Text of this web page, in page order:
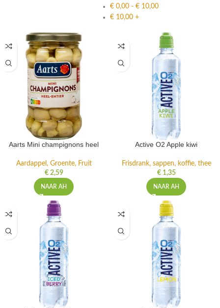
€ 0,00 - € 10,00
€ 10,00 +
Aarts Mini champignons heel
Aardappel, Groente, Fruit
€2,59
NAAR AH
Active O2 Apple kiwi
Frisdrank, sappen, koffie, thee
€1,35
NAAR AH